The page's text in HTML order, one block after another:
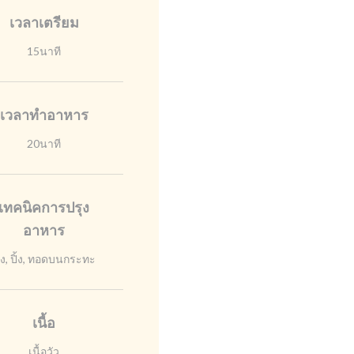
เวลาเตรียม
15นาที
เวลาทำอาหาร
20นาที
ทคนิคการปรุง
อาหาร
, ปิ้ง, ทอดบนกระทะ
เนื้อ
เนื้อวัว